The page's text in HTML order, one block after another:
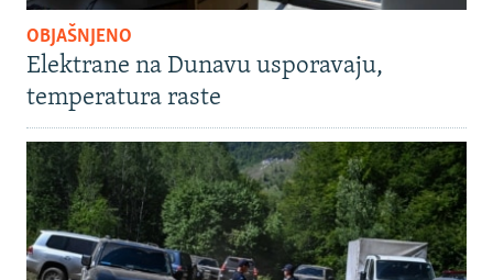
OBJAŠNJENO
Elektrane na Dunavu usporavaju,
temperatura raste